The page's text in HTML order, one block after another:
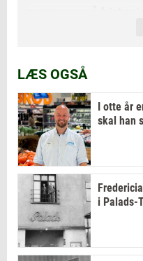
restaurationer
Har du lyst til at
historie, kan det
i Øster Voldgade
åben tirsdage kl.
LÆS OGSÅ
I otte år
skal han
i Palads-